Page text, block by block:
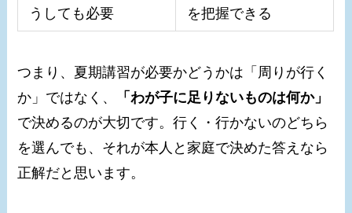
うしても必要
を把握できる
つまり、夏期講習が必要かどうかは「周りが行く
か」ではなく、
「わが子に足りないものは何か」
で決めるのが大切です。行く・行かないのどちら
を選んでも、それが本人と家庭で決めた答えなら
正解だと思います。